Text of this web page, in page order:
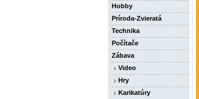
Hobby
Príroda-Zvieratá
Technika
Počítače
Zábava
Video
Hry
Karikatúry